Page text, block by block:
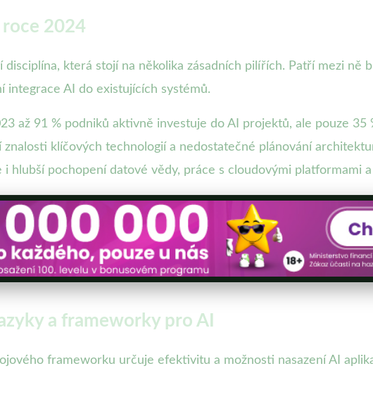
2024
která stojí na několika zásadních pilířích. Patří mezi ně
AI do existujících systémů.
až 91 % podniků aktivně investuje do AI projektů, ale pouze 35
klíčových technologií a nedostatečné plánování
hlubší pochopení datové vědy, práce s cloudovými platformami
a frameworky pro AI
frameworku určuje efektivitu a možnosti nasazení AI